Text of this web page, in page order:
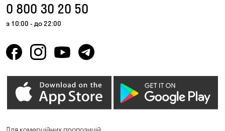
0 800 30 20 50
з 10:00 - до 22:00